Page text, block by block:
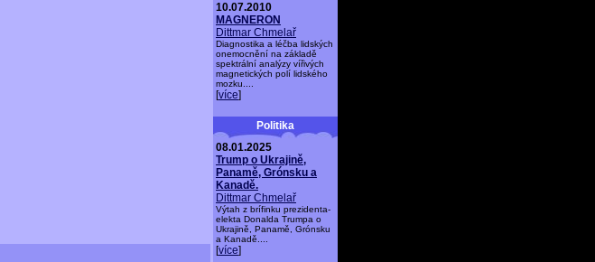
10.07.2010
MAGNERON
Dittmar Chmelař
Diagnostika a léčba lidských
onemocnění na základě
spektrální analýzy vířivých
magnetických polí lidského
mozku....
[více]
Politika
08.01.2025
Trump o Ukrajině,
Panamě, Grónsku a
Kanadě.
Dittmar Chmelař
Výtah z brífinku prezidenta-
elekta Donalda Trumpa o
Ukrajině, Panamě, Grónsku
a Kanadě....
[více]